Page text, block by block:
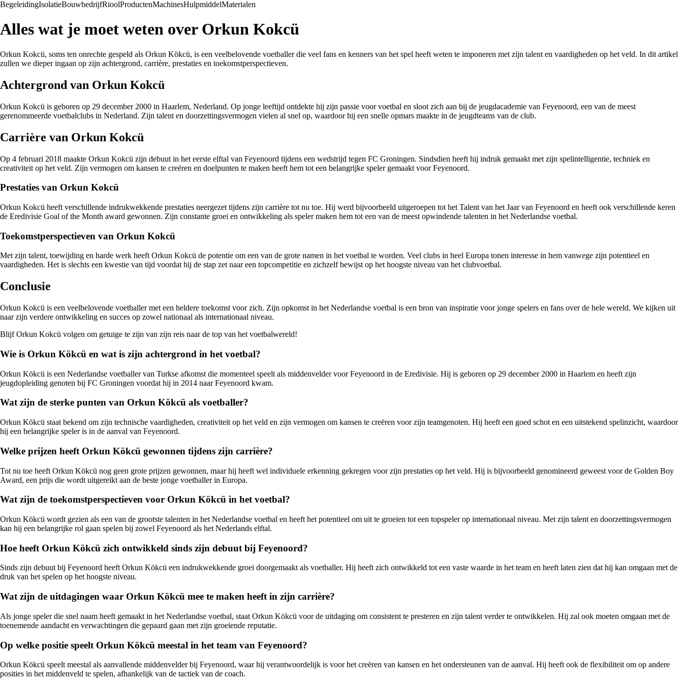
BegeleidingIsolatieBouwbedrijfRioolProductenMachinesHulpmiddelMaterialen
Alles wat je moet weten over Orkun Kokcü
Orkun Kokcü, soms ten onrechte gespeld als Orkun Kökcü, is een veelbelovende voetballer die veel fans en kenners van het spel heeft weten te imponeren met zijn talent en vaardigheden op het veld. In dit artikel
zullen we dieper ingaan op zijn achtergrond, carrière, prestaties en toekomstperspectieven.
Achtergrond van Orkun Kokcü
Orkun Kokcü is geboren op 29 december 2000 in Haarlem, Nederland. Op jonge leeftijd ontdekte hij zijn passie voor voetbal en sloot zich aan bij de jeugdacademie van Feyenoord, een van de meest
gerenommeerde voetbalclubs in Nederland. Zijn talent en doorzettingsvermogen vielen al snel op, waardoor hij een snelle opmars maakte in de jeugdteams van de club.
Carrière van Orkun Kokcü
Op 4 februari 2018 maakte Orkun Kokcü zijn debuut in het eerste elftal van Feyenoord tijdens een wedstrijd tegen FC Groningen. Sindsdien heeft hij indruk gemaakt met zijn spelintelligentie, techniek en
creativiteit op het veld. Zijn vermogen om kansen te creëren en doelpunten te maken heeft hem tot een belangrijke speler gemaakt voor Feyenoord.
Prestaties van Orkun Kokcü
Orkun Kokcü heeft verschillende indrukwekkende prestaties neergezet tijdens zijn carrière tot nu toe. Hij werd bijvoorbeeld uitgeroepen tot het Talent van het Jaar van Feyenoord en heeft ook verschillende keren
de Eredivisie Goal of the Month award gewonnen. Zijn constante groei en ontwikkeling als speler maken hem tot een van de meest opwindende talenten in het Nederlandse voetbal.
Toekomstperspectieven van Orkun Kokcü
Met zijn talent, toewijding en harde werk heeft Orkun Kokcü de potentie om een van de grote namen in het voetbal te worden. Veel clubs in heel Europa tonen interesse in hem vanwege zijn potentieel en
vaardigheden. Het is slechts een kwestie van tijd voordat hij de stap zet naar een topcompetitie en zichzelf bewijst op het hoogste niveau van het clubvoetbal.
Conclusie
Orkun Kokcü is een veelbelovende voetballer met een heldere toekomst voor zich. Zijn opkomst in het Nederlandse voetbal is een bron van inspiratie voor jonge spelers en fans over de hele wereld. We kijken uit
naar zijn verdere ontwikkeling en succes op zowel nationaal als internationaal niveau.
Blijf Orkun Kokcü volgen om getuige te zijn van zijn reis naar de top van het voetbalwereld!
Wie is Orkun Kökcü en wat is zijn achtergrond in het voetbal?
Orkun Kökcü is een Nederlandse voetballer van Turkse afkomst die momenteel speelt als middenvelder voor Feyenoord in de Eredivisie. Hij is geboren op 29 december 2000 in Haarlem en heeft zijn
jeugdopleiding genoten bij FC Groningen voordat hij in 2014 naar Feyenoord kwam.
Wat zijn de sterke punten van Orkun Kökcü als voetballer?
Orkun Kökcü staat bekend om zijn technische vaardigheden, creativiteit op het veld en zijn vermogen om kansen te creëren voor zijn teamgenoten. Hij heeft een goed schot en een uitstekend spelinzicht, waardoor
hij een belangrijke speler is in de aanval van Feyenoord.
Welke prijzen heeft Orkun Kökcü gewonnen tijdens zijn carrière?
Tot nu toe heeft Orkun Kökcü nog geen grote prijzen gewonnen, maar hij heeft wel individuele erkenning gekregen voor zijn prestaties op het veld. Hij is bijvoorbeeld genomineerd geweest voor de Golden Boy
Award, een prijs die wordt uitgereikt aan de beste jonge voetballer in Europa.
Wat zijn de toekomstperspectieven voor Orkun Kökcü in het voetbal?
Orkun Kökcü wordt gezien als een van de grootste talenten in het Nederlandse voetbal en heeft het potentieel om uit te groeien tot een topspeler op internationaal niveau. Met zijn talent en doorzettingsvermogen
kan hij een belangrijke rol gaan spelen bij zowel Feyenoord als het Nederlands elftal.
Hoe heeft Orkun Kökcü zich ontwikkeld sinds zijn debuut bij Feyenoord?
Sinds zijn debuut bij Feyenoord heeft Orkun Kökcü een indrukwekkende groei doorgemaakt als voetballer. Hij heeft zich ontwikkeld tot een vaste waarde in het team en heeft laten zien dat hij kan omgaan met de
druk van het spelen op het hoogste niveau.
Wat zijn de uitdagingen waar Orkun Kökcü mee te maken heeft in zijn carrière?
Als jonge speler die snel naam heeft gemaakt in het Nederlandse voetbal, staat Orkun Kökcü voor de uitdaging om consistent te presteren en zijn talent verder te ontwikkelen. Hij zal ook moeten omgaan met de
toenemende aandacht en verwachtingen die gepaard gaan met zijn groeiende reputatie.
Op welke positie speelt Orkun Kökcü meestal in het team van Feyenoord?
Orkun Kökcü speelt meestal als aanvallende middenvelder bij Feyenoord, waar hij verantwoordelijk is voor het creëren van kansen en het ondersteunen van de aanval. Hij heeft ook de flexibiliteit om op andere
posities in het middenveld te spelen, afhankelijk van de tactiek van de coach.